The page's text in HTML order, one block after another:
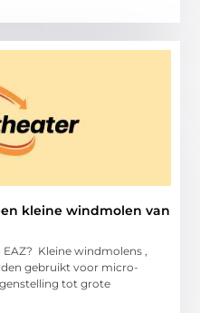
kleine windmolen van
Kleine windmolens ,
gebruikt voor micro-
tot grote